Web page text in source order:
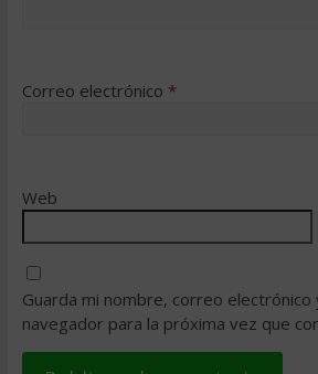
Correo electrónico *
Web
Guarda mi nombre, correo
navegador para la próxima vez que